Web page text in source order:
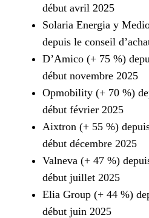
début avril 2025
Solaria Energia y
depuis le conseil
D’Amico (+ 75 %)
début novembre 2025
Opmobility (+ 70 %)
début février 2025
Aixtron (+ 55 %)
début décembre 2025
Valneva (+ 47 %)
début juillet 2025
Elia Group (+ 44 %)
début juin 2025